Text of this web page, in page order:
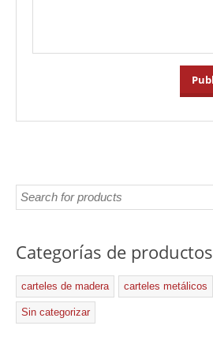
Categorías de productos
carteles de madera carteles metálicos
Sin categorizar